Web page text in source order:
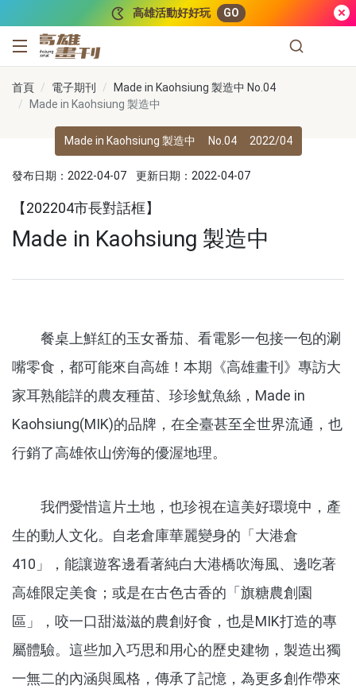
高雄活動好好玩 GO
高雄畫刊
首頁 電子期刊
Made in Kaohsiung 製造中 No.04
Made in Kaohsiung 製造中
Made in Kaohsiung 製造中 No.04 2022/04
發布日期：2022-04-07 更新日期：2022-04-07
【202204市長對話框】
Made in Kaohsiung 製造中
餐桌上鮮紅的玉女番茄、看電影一包接一包的涮
嘴零食，都可能來自高雄！本期《高雄畫刊》專訪大
家耳熟能詳的農友種苗、珍珍魷魚絲，Made in
Kaohsiung(MIK)的品牌，在全臺甚至全世界流通，也
行銷了高雄依山傍海的優渥地理。
我們愛惜這片土地，也珍視在這美好環境中，產
生的動人文化。自老倉庫華麗變身的「大港倉
410」，能讓遊客邊看著純白大港橋吹海風、邊吃著
高雄限定美食；或是在古色古香的「旗糖農創園
區」，咬一口甜滋滋的農創好食，也是MIK打造的專
屬體驗。這些加入巧思和用心的歷史建物，製造出獨
一無二的內涵與風格，傳承了記憶，為更多創作帶來